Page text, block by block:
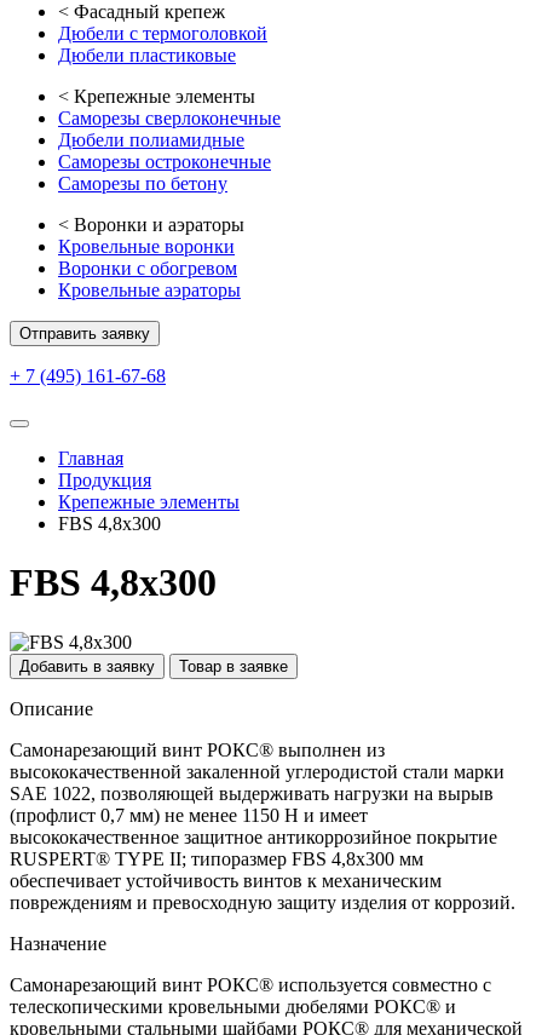
< Фасадный крепеж
Дюбели с термоголовкой
Дюбели пластиковые
< Крепежные элементы
Саморезы сверлоконечные
Дюбели полиамидные
Саморезы остроконечные
Саморезы по бетону
< Воронки и аэраторы
Кровельные воронки
Воронки с обогревом
Кровельные аэраторы
Отправить заявку
+ 7 (495) 161-67-68
Главная
Продукция
Крепежные элементы
FBS 4,8х300
FBS 4,8х300
Добавить в заявку Товар в заявке
Описание
Самонарезающий винт РОКС® выполнен из
высококачественной закаленной углеродистой стали марки
SAE 1022, позволяющей выдерживать нагрузки на вырыв
(профлист 0,7 мм) не менее 1150 Н и имеет
высококачественное защитное антикоррозийное покрытие
RUSPERT® TYPE II; типоразмер FBS 4,8x300 мм
обеспечивает устойчивость винтов к механическим
повреждениям и превосходную защиту изделия от коррозий.
Назначение
Самонарезающий винт РОКС® используется совместно с
телескопическими кровельными дюбелями РОКС® и
кровельными стальными шайбами РОКС® для механической